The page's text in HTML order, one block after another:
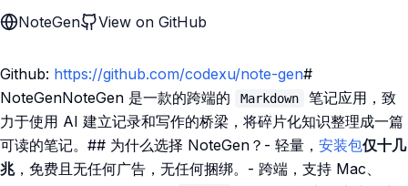
NoteGen View on GitHub
Github: https://github.com/codexu/note-gen#
NoteGenNoteGen 是一款的跨端的
Markdown
笔记应用，致
力于使用 AI 建立记录和写作的桥梁，将碎片化知识整理成一篇
可读的笔记。## 为什么选择 NoteGen？- 轻量， 安装包仅十几
兆，免费且无任何广告，无任何捆绑。- 跨端，支持 Mac、